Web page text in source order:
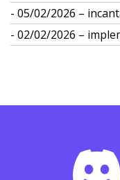
05/02/2026 –
02/02/2026 –